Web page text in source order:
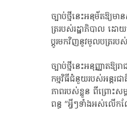
ច្បាប់​ថ្មី​នេះ​អនុម័ត​ឱ្យ​ម
ត្រ​របស់​រដ្ឋាភិបាល​ ដោ
ប្ដូរ​មក​វិញ​នូវ​មូល​ប​ត្រ​រប
ច្បាប់​ថ្មី​នេះ​អនុញ្ញាត​
កម្មវិធី​ជំនួយ​របស់​អន្តរជ
ភាព​របស់​ខ្លួន​ ពីព្រោះ​ស
ពន្ធ​ “​អ្វីៗ​ទាំងអស់​លើក